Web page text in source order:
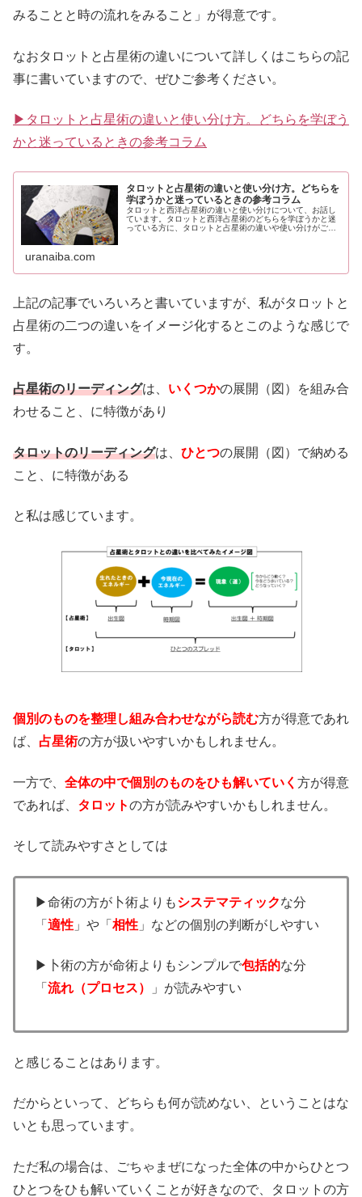
みることと時の流れをみること」が得意です。
なおタロットと占星術の違いについて詳しくはこちらの記
事に書いていますので、ぜひご参考ください。
▶タロットと占星術の違いと使い分け方。どちらを学ぼう
かと迷っているときの参考コラム
タロットと占星術の違いと使い分け方。どちらを
学ぼうかと迷っているときの参考コラム
タロットと西洋占星術の違いと使い分けについて、お話し
ています。タロットと西洋占星術のどちらを学ぼうかと迷
っている方に、タロットと占星術の違いや使い分けがご参
uranaiba.com
上記の記事でいろいろと書いていますが、私がタロットと
占星術の二つの違いをイメージ化するとこのような感じで
す。
占星術のリーディングは、 いくつかの展開（図）を組み合
わせること、に特徴があり
タロットのリーディングは、 ひとつの展開（図）で納める
こと、に特徴がある
と私は感じています。
個別のものを整理し組み合わせながら読む方が得意であれ
ば、 占星術の方が扱いやすいかもしれません。
一方で、 全体の中で個別のものをひも解いていく 方が得意
であれば、 タロットの方が読みやすいかもしれません。
そして読みやすさとしては
▶命術の方が卜術よりもシステマティックな分
「 適性 」や「 相性 」などの個別の判断がしやすい
▶卜術の方が命術よりもシンプルで包括的な分
「 流れ（プロセス） 」が読みやすい
と感じることはあります。
だからといって、どちらも何が読めない、ということはな
いとも思っています。
ただ私の場合は、ごちゃまぜになった全体の中からひとつ
ひとつをひも解いていくことが好きなので、タロットの方